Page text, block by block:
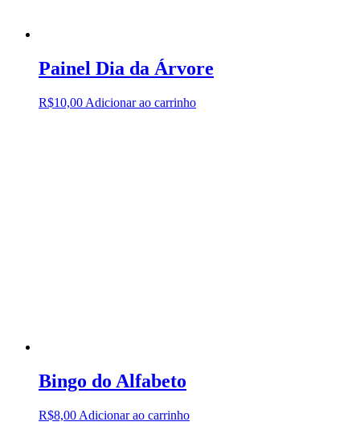
Painel Dia da Árvore
R$10,00 Adicionar ao carrinho
Bingo do Alfabeto
R$8,00 Adicionar ao carrinho